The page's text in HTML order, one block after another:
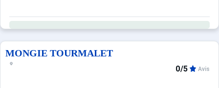
MONGIE TOURMALET
0/5 Avis